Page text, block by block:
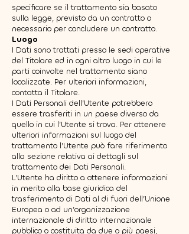
specificare se il trattamento sia basato
sulla legge, previsto da un contratto o
necessario per concludere un contratto.
Luogo
I Dati sono trattati presso le sedi operative
del Titolare ed in ogni altro luogo in cui le
parti coinvolte nel trattamento siano
localizzate. Per ulteriori informazioni,
contatta il Titolare.
I Dati Personali dell’Utente potrebbero
essere trasferiti in un paese diverso da
quello in cui l’Utente si trova. Per ottenere
ulteriori informazioni sul luogo del
trattamento l’Utente può fare riferimento
alla sezione relativa ai dettagli sul
trattamento dei Dati Personali.
L’Utente ha diritto a ottenere informazioni
in merito alla base giuridica del
trasferimento di Dati al di fuori dell’Unione
Europea o ad un’organizzazione
internazionale di diritto internazionale
pubblico o costituita da due o più paesi,